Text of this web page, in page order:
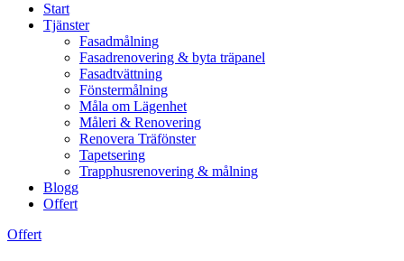
Start
Tjänster
Fasadmålning
Fasadrenovering & byta träpanel
Fasadtvättning
Fönstermålning
Måla om Lägenhet
Måleri & Renovering
Renovera Träfönster
Tapetsering
Trapphusrenovering & målning
Blogg
Offert
Offert